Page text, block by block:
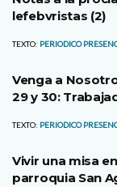
lefebvristas (2)
TEXTO: PERIODICO
Venga a
29 y 30:
TEXTO: PERIODICO
Vivir una misa
parroquia San